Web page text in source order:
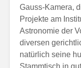
Gauss-Kamera,
Projekte am
Astronomie der
diversen
natürlich seine
Stammtisch in